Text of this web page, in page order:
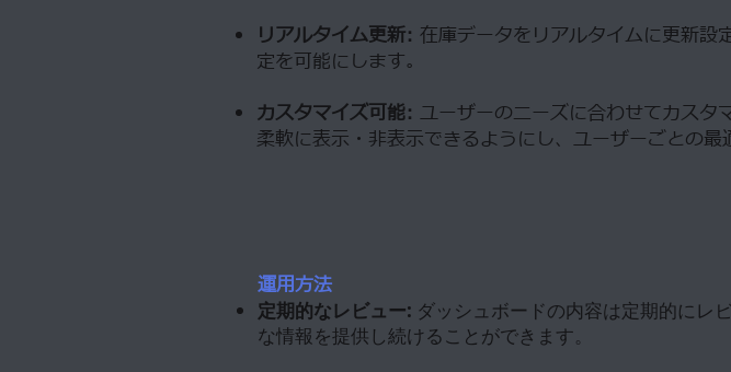
リアルタイム更新: 在庫データをリアルタイムに更新設
定を可能にします。
カスタマイズ可能: ユーザーのニーズに合わせてカスタ
柔軟に表示・非表示できるようにし、ユーザーごとの最
運用方法
定期的なレビュー: ダッシュボードの内容は定期的にレ
な情報を提供し続けることができます。